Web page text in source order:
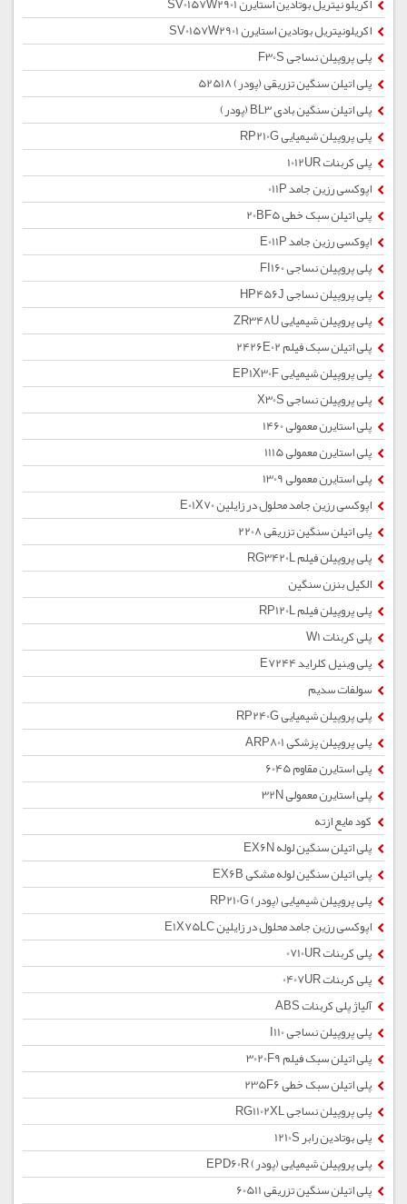
اکریلونیتریل بوتادین استایرن SV0157W2901
پلی پروپیلن نساجی F30S
پلی اتیلن سنگین تزریقی (پودر) 52518
پلی اتیلن سنگین بادی BL3 (پودر)
پلی پروپیلن شیمیایی RP210G
پلی کربنات 1012UR
اپوکسی رزین جامد 011P
پلی اتیلن سبک خطی 20BF5
اپوکسی رزین جامد E011P
پلی پروپیلن نساجی FI160
پلی پروپیلن نساجی HP456J
پلی پروپیلن شیمیایی ZR348U
پلی اتیلن سبک فیلم 2426E02
پلی پروپیلن شیمیایی EP1X30F
پلی پروپیلن نساجی X30S
پلی استایرن معمولی 1460
پلی استایرن معمولی 1115
پلی استایرن معمولی 1309
اپوکسی رزین جامد محلول در زایلین E01X70
پلی اتیلن سنگین تزریقی 2208
پلی پروپیلن فیلم RG3420L
الکیل بنزن سنگین
پلی پروپیلن فیلم RP120L
پلی کربنات W1
پلی وینیل کلراید E7244
سولفات سدیم
پلی پروپیلن شیمیایی RP240G
پلی پروپیلن پزشکی ARP801
پلی استایرن مقاوم 6045
پلی استایرن معمولی 32N
کود مایع ازته
پلی اتیلن سنگین لوله EX6N
پلی اتیلن سنگین لوله مشکی EX6B
پلی پروپیلن شیمیایی (پودر) RP210G
اپوکسی رزین جامد محلول در زایلین E1X75LC
پلی کربنات 0710UR
پلی کربنات 0407UR
آلیاژ پلی کربنات ABS
پلی پروپیلن نساجی I110
پلی اتیلن سبک فیلم 3020F9
پلی اتیلن سبک خطی 235F6
پلی پروپیلن نساجی RG1102XL
پلی بوتادین رابر 1210S
پلی پروپیلن شیمیایی (پودر) EPD60R
پلی اتیلن سنگین تزریقی 60511